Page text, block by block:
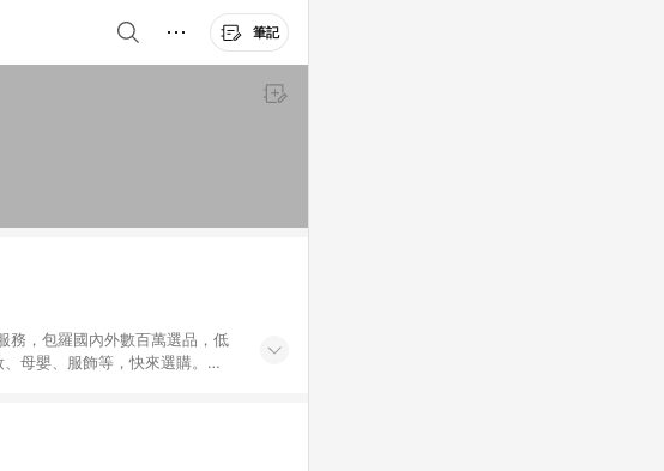
筆記
務，包羅國內外數百萬選品，低
母嬰、服飾等，快來選購。